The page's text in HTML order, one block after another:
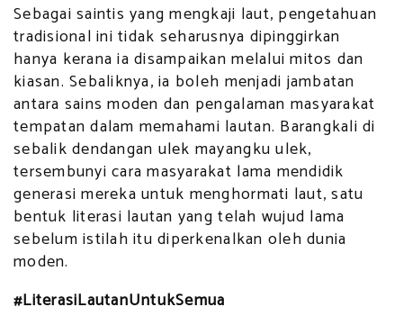
Sebagai saintis yang mengkaji laut, pengetahuan
tradisional ini tidak seharusnya dipinggirkan
hanya kerana ia disampaikan melalui mitos dan
kiasan. Sebaliknya, ia boleh menjadi jambatan
antara sains moden dan pengalaman masyarakat
tempatan dalam memahami lautan. Barangkali di
sebalik dendangan ulek mayangku ulek,
tersembunyi cara masyarakat lama mendidik
generasi mereka untuk menghormati laut, satu
bentuk literasi lautan yang telah wujud lama
sebelum istilah itu diperkenalkan oleh dunia
moden.
#LiterasiLautanUntukSemua